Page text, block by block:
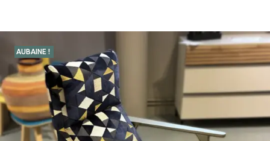
AUBAINE !